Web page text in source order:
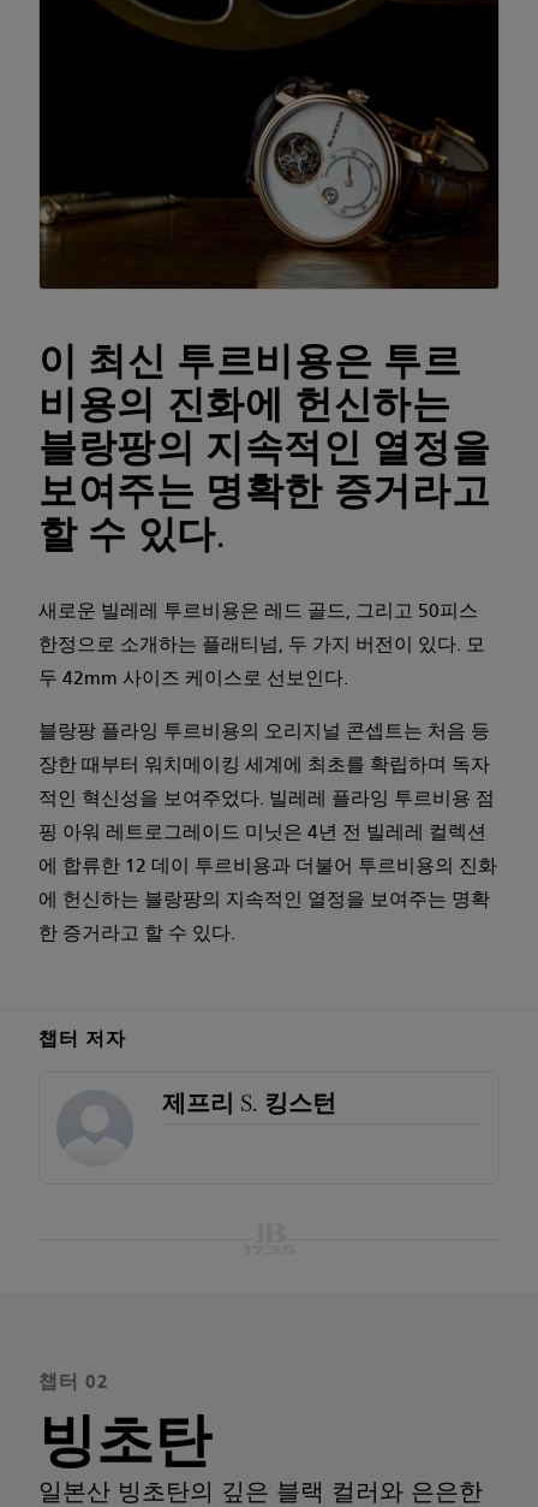
이 최신 투르비용은 투르
비용의 진화에 헌신하는
블랑팡의 지속적인 열정을
보여주는 명확한 증거라고
할 수 있다.
새로운 빌레레 투르비용은 레드 골드, 그리고 50피스
한정으로 소개하는 플래티넘, 두 가지 버전이 있다. 모
두 42mm 사이즈 케이스로 선보인다.
블랑팡 플라잉 투르비용의 오리지널 콘셉트는 처음 등
장한 때부터 워치메이킹 세계에 최초를 확립하며 독자
적인 혁신성을 보여주었다. 빌레레 플라잉 투르비용 점
핑 아워 레트로그레이드 미닛은 4년 전 빌레레 컬렉션
에 합류한 12 데이 투르비용과 더불어 투르비용의 진화
에 헌신하는 블랑팡의 지속적인 열정을 보여주는 명확
한 증거라고 할 수 있다.
챕터 저자
제프리 S. 킹스턴
챕터 02
빙초탄
일본산 빙초탄의 깊은 블랙 컬러와 은은한